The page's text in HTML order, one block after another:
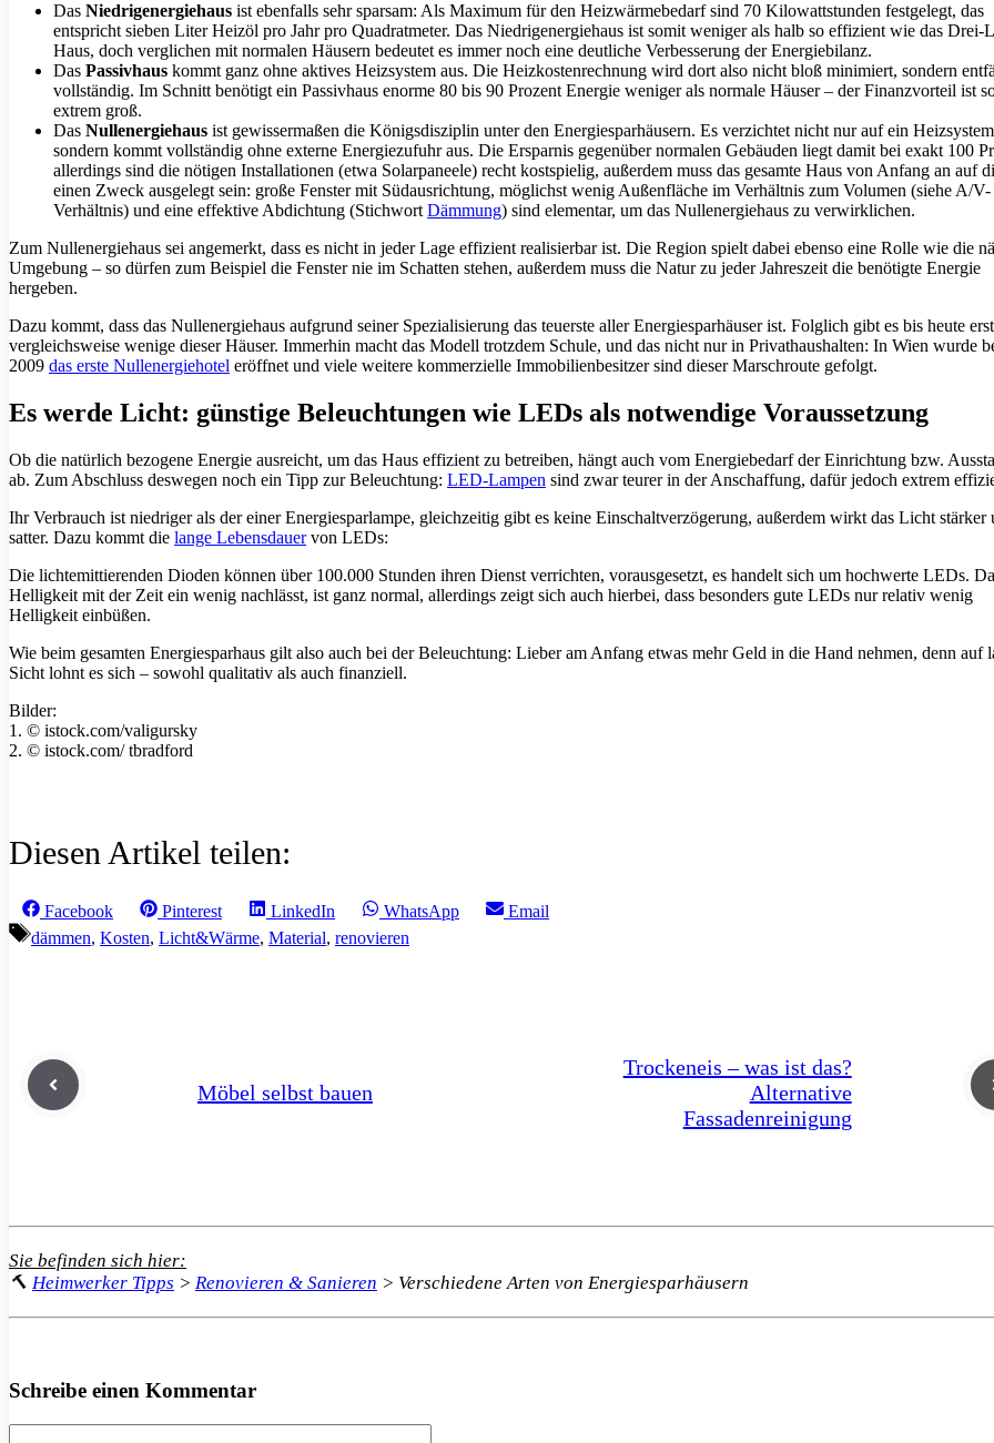
Das Niedrigenergiehaus ist ebenfalls sehr sparsam: Als Maximum für den Heizwärmebedarf sind 70 Kilowattstunden festgelegt, das
entspricht sieben Liter Heizöl pro Jahr pro Quadratmeter. Das Niedrigenergiehaus ist somit weniger als halb so effizient wie das Drei-
Haus, doch verglichen mit normalen Häusern bedeutet es immer noch eine deutliche Verbesserung der Energiebilanz.
Das Passivhaus kommt ganz ohne aktives Heizsystem aus. Die Heizkostenrechnung wird dort also nicht bloß minimiert, sondern
vollständig. Im Schnitt benötigt ein Passivhaus enorme 80 bis 90 Prozent Energie weniger als normale Häuser – der Finanzvorteil ist
extrem groß.
Das Nullenergiehaus ist gewissermaßen die Königsdisziplin unter den Energiesparhäusern. Es verzichtet nicht nur auf ein
sondern kommt vollständig ohne externe Energiezufuhr aus. Die Ersparnis gegenüber normalen Gebäuden liegt damit bei exakt 100
allerdings sind die nötigen Installationen (etwa Solarpaneele) recht kostspielig, außerdem muss das gesamte Haus von Anfang an auf
einen Zweck ausgelegt sein: große Fenster mit Südausrichtung, möglichst wenig Außenfläche im Verhältnis zum Volumen (siehe A/V-
Verhältnis) und eine effektive Abdichtung (Stichwort Dämmung) sind elementar, um das Nullenergiehaus zu verwirklichen.
Zum Nullenergiehaus sei angemerkt, dass es nicht in jeder Lage effizient realisierbar ist. Die Region spielt dabei ebenso eine Rolle wie die
Umgebung – so dürfen zum Beispiel die Fenster nie im Schatten stehen, außerdem muss die Natur zu jeder Jahreszeit die benötigte Energie
hergeben.
Dazu kommt, dass das Nullenergiehaus aufgrund seiner Spezialisierung das teuerste aller Energiesparhäuser ist. Folglich gibt es bis heute erst
vergleichsweise wenige dieser Häuser. Immerhin macht das Modell trotzdem Schule, und das nicht nur in Privathaushalten: In Wien wurde
2009 das erste Nullenergiehotel eröffnet und viele weitere kommerzielle Immobilienbesitzer sind dieser Marschroute gefolgt.
Es werde Licht: günstige Beleuchtungen wie LEDs als notwendige Voraussetzung
Ob die natürlich bezogene Energie ausreicht, um das Haus effizient zu betreiben, hängt auch vom Energiebedarf der Einrichtung bzw.
ab. Zum Abschluss deswegen noch ein Tipp zur Beleuchtung: LED-Lampen sind zwar teurer in der Anschaffung, dafür jedoch extrem
Ihr Verbrauch ist niedriger als der einer Energiesparlampe, gleichzeitig gibt es keine Einschaltverzögerung, außerdem wirkt das Licht stärker
satter. Dazu kommt die lange Lebensdauervon LEDs:
Die lichtemittierenden Dioden können über 100.000 Stunden ihren Dienst verrichten, vorausgesetzt, es handelt sich um hochwerte LEDs.
Helligkeit mit der Zeit ein wenig nachlässt, ist ganz normal, allerdings zeigt sich auch hierbei, dass besonders gute LEDs nur relativ wenig
Helligkeit einbüßen.
Wie beim gesamten Energiesparhaus gilt also auch bei der Beleuchtung: Lieber am Anfang etwas mehr Geld in die Hand nehmen, denn auf
Sicht lohnt es sich – sowohl qualitativ als auch finanziell.
Bilder:
1. © istock.com/valigursky
2. © istock.com/ tbradford
Diesen Artikel teilen:
Share
on
Facebook
Share
on
Pinterest
Share
on
LinkedIn
Share
WhatsApp
Share
Email
Schlagwörter
dämmen, Kosten, Licht&Wärme, Material, renovieren
Möbel selbst bauen
Trockeneis – was ist das?
Alternative
Fassadenreinigung
Sie befinden sich hier:
🔨 Heimwerker Tipps > Renovieren & Sanieren > Verschiedene Arten von Energiesparhäusern
Schreibe einen Kommentar